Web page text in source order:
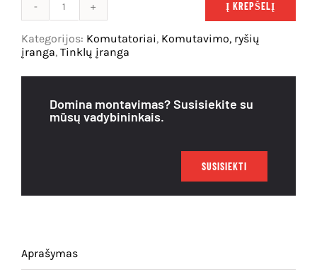
produkto
16
CUDY
FS1016
Į KREPŠELĮ
Kategorijos: Komutatoriai, Komutavimo, ryšių
įranga, Tinklų įranga
Domina montavimas? Susisiekite su
mūsų vadybininkais.
SUSISIEKTI
Aprašymas